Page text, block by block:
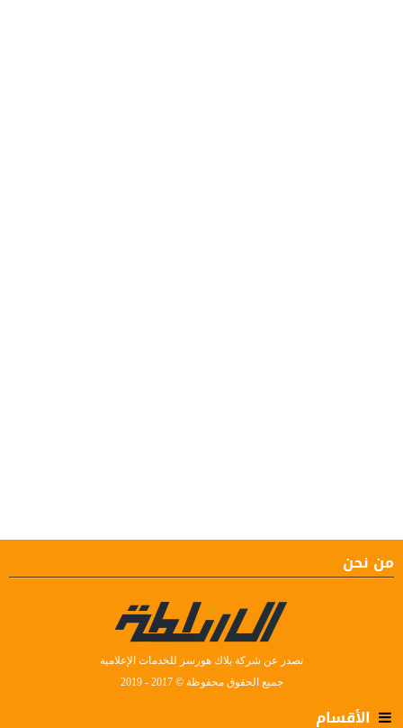
من نحن
تصدر عن شركة بلاك هورسز للخدمات الإعلامية
جميع الحقوق محفوظة © 2017 - 2019
الأقسام